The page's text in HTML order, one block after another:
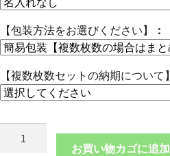
【包装方法をお選びください】
【複数枚数セットの納期について】
お買い物カゴに追加